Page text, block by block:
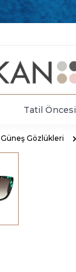
Tatil
Güneş Gözlükleri